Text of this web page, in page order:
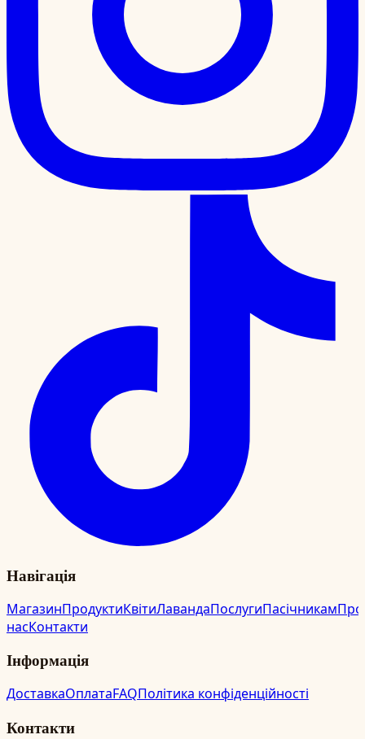
Навігація
МагазинПродуктиКвітиЛавандаПослугиПасічникамПро
насКонтакти
Інформація
ДоставкаОплатаFAQПолітика конфіденційності
Контакти